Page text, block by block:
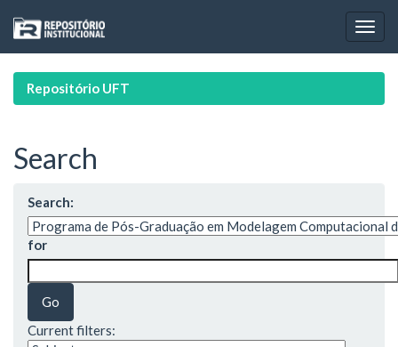
navigation
Repositório UFT
Search
Search:
for
Current filters: